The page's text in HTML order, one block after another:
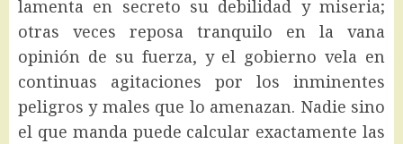
lamenta en secreto su debilidad y miseria;
otras veces reposa tranquilo en la vana
opinión de su fuerza, y el gobierno vela en
continuas agitaciones por los inminentes
peligros y males que lo amenazan. Nadie sino
el que manda puede calcular exactamente las